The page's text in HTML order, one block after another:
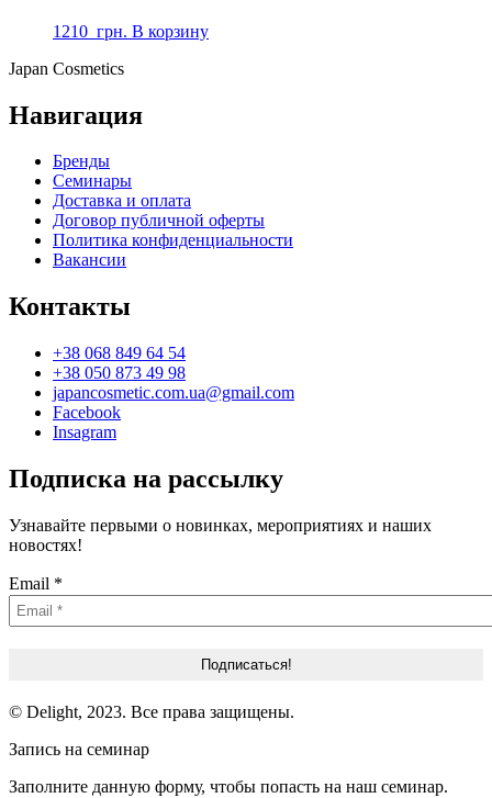
1210 грн. В корзину
Japan Cosmetics
Навигация
Бренды
Семинары
Доставка и оплата
Договор публичной оферты
Политика конфиденциальности
Вакансии
Контакты
+38 068 849 64 54
+38 050 873 49 98
japancosmetic.com.ua@gmail.com
Facebook
Insagram
Подписка на рассылку
Узнавайте первыми о новинках, мероприятиях и наших
новостях!
Email *
© Delight, 2023. Все права защищены.
Запись на семинар
Заполните данную форму, чтобы попасть на наш семинар.